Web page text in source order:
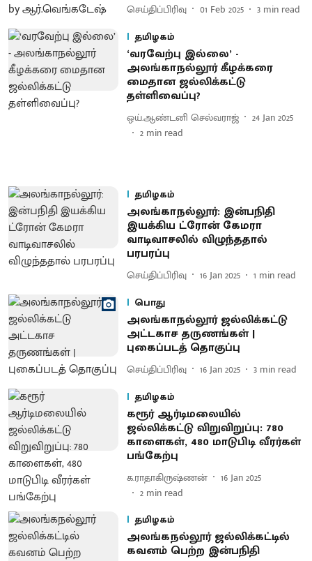
செய்திப்பிரிவு 01 Feb 2025 3 min read
தமிழகம்
‘வரவேற்பு இல்லை’ -
அலங்காநல்லூர் கீழக்கரை
மைதான ஜல்லிக்கட்டு
தள்ளிவைப்பு?
ஒய்.ஆண்டனி செல்வராஜ்
24 Jan 2025
2 min read
தமிழகம்
அலங்காநல்லூர்: இன்பநிதி
இயக்கிய ட்ரோன் கேமரா
வாடிவாசலில் விழுந்ததால்
பரபரப்பு
செய்திப்பிரிவு 16 Jan 2025 1 min read
பொது
அலங்காநல்லூர் ஜல்லிக்கட்டு
அட்டகாச தருணங்கள் |
புகைப்படத் தொகுப்பு
செய்திப்பிரிவு 16 Jan 2025 3 min read
தமிழகம்
கரூர் ஆர்டிமலையில்
ஜல்லிக்கட்டு விறுவிறுப்பு: 780
காளைகள், 480 மாடுபிடி வீரர்கள்
பங்கேற்பு
க.ராதாகிருஷ்ணன்
16 Jan 2025
2 min read
தமிழகம்
அலங்கநல்லூர் ஜல்லிக்கட்டில்
கவனம் பெற்ற இன்பநிதி